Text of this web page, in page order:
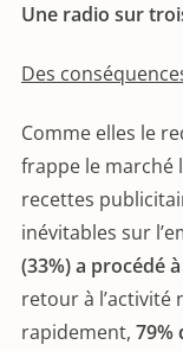
Une radio sur
Des
Comme elles le
frappe le marché
recettes
inévitables sur
(33%) a procédé
retour à l’activité
rapidement, 79%